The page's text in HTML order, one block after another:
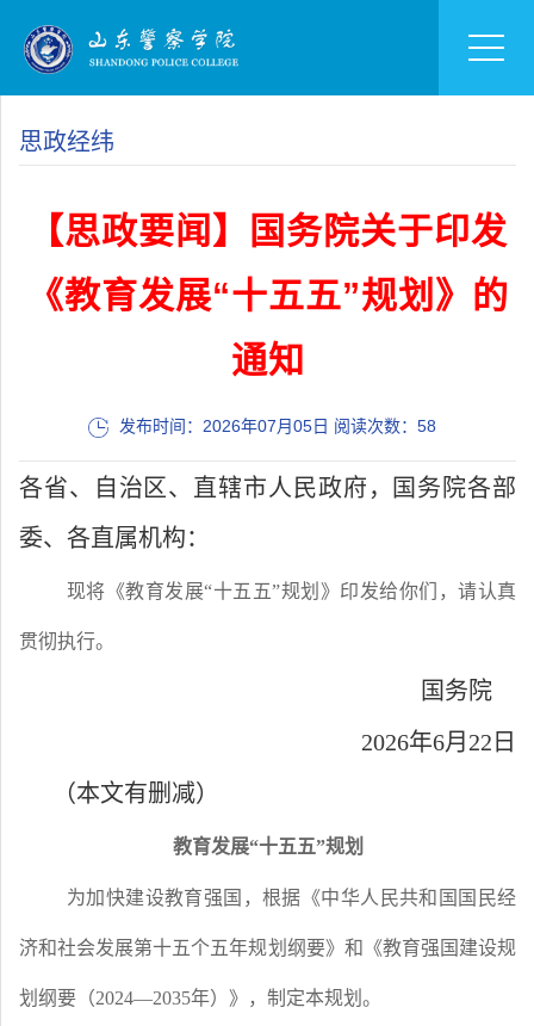
思政经纬
【思政要闻】国务院关于印发
《教育发展“十五五”规划》的
通知
发布时间：2026年07月05日 阅读次数： 58
各省、自治区、直辖市人民政府，国务院各部
委、各直属机构：
现将《教育发展“十五五”规划》印发给你们，请认真
贯彻执行。
国务院
2026年6月22日
（本文有删减）
教育发展“十五五”规划
为加快建设教育强国，根据《中华人民共和国国民经
济和社会发展第十五个五年规划纲要》和《教育强国建设规
划纲要（2024—2035年）》，制定本规划。